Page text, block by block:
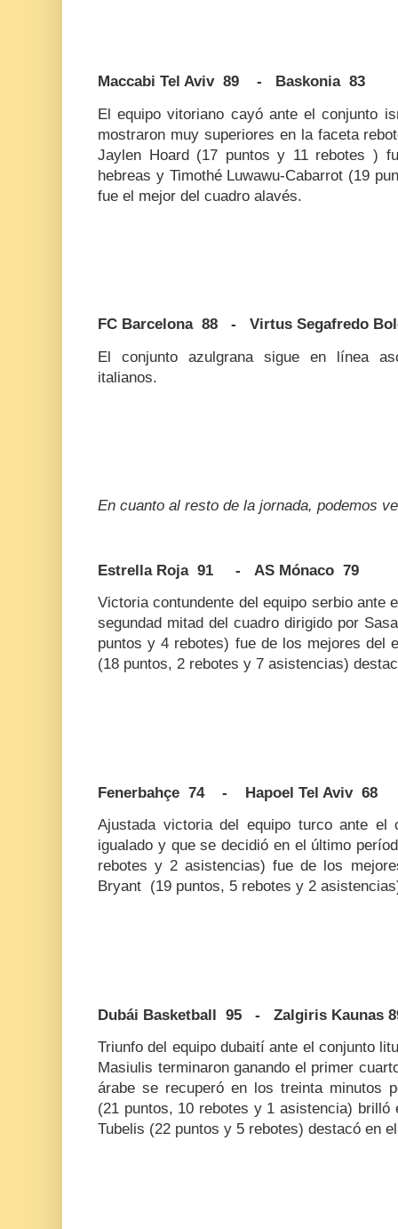
Maccabi Tel Aviv 89 - Baskonia 83
El equipo vitoriano cayó ante el conjunto
mostraron muy superiores en la faceta
Jaylen Hoard (17 puntos y 11 rebotes )
hebreas y Timothé Luwawu-Cabarrot (19
fue el mejor del cuadro alavés.
FC Barcelona 88 - Virtus Segafredo
El conjunto azulgrana sigue en línea
italianos.
En cuanto al resto de la jornada, podemos
Estrella Roja 91 - AS Mónaco 79
Victoria contundente del equipo serbio ante
segundad mitad del cuadro dirigido por
puntos y 4 rebotes) fue de los mejores del
(18 puntos, 2 rebotes y 7 asistencias)
Fenerbahçe 74 - Hapoel Tel Aviv 68
Ajustada victoria del equipo turco ante el
igualado y que se decidió en el último
rebotes y 2 asistencias) fue de los
Bryant (19 puntos, 5 rebotes y 2
Dubái Basketball 95 - Zalgiris Kaunas
Triunfo del equipo dubaití ante el conjunto
Masiulis terminaron ganando el primer
árabe se recuperó en los treinta minutos
(21 puntos, 10 rebotes y 1 asistencia)
Tubelis (22 puntos y 5 rebotes) destacó en